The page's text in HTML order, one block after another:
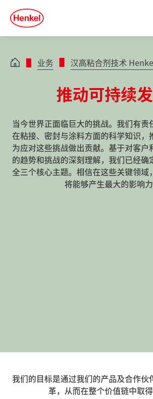
Skip to main content
Skip to footer
quick
search
业务 汉高粘合剂技术
推动可持续
当今世界正面临巨大的挑战。我们有责
在粘接、密封与涂料方面的科学知识，
为应对这些挑战做出贡献。基于对客户
的趋势和挑战的深刻理解，我们已经确
全三个核心主题。相信在这些关键领域
将能够产生最大的影响力
我们的目标是通过我们的产品及合作伙
革，从而在整个价值链中取得